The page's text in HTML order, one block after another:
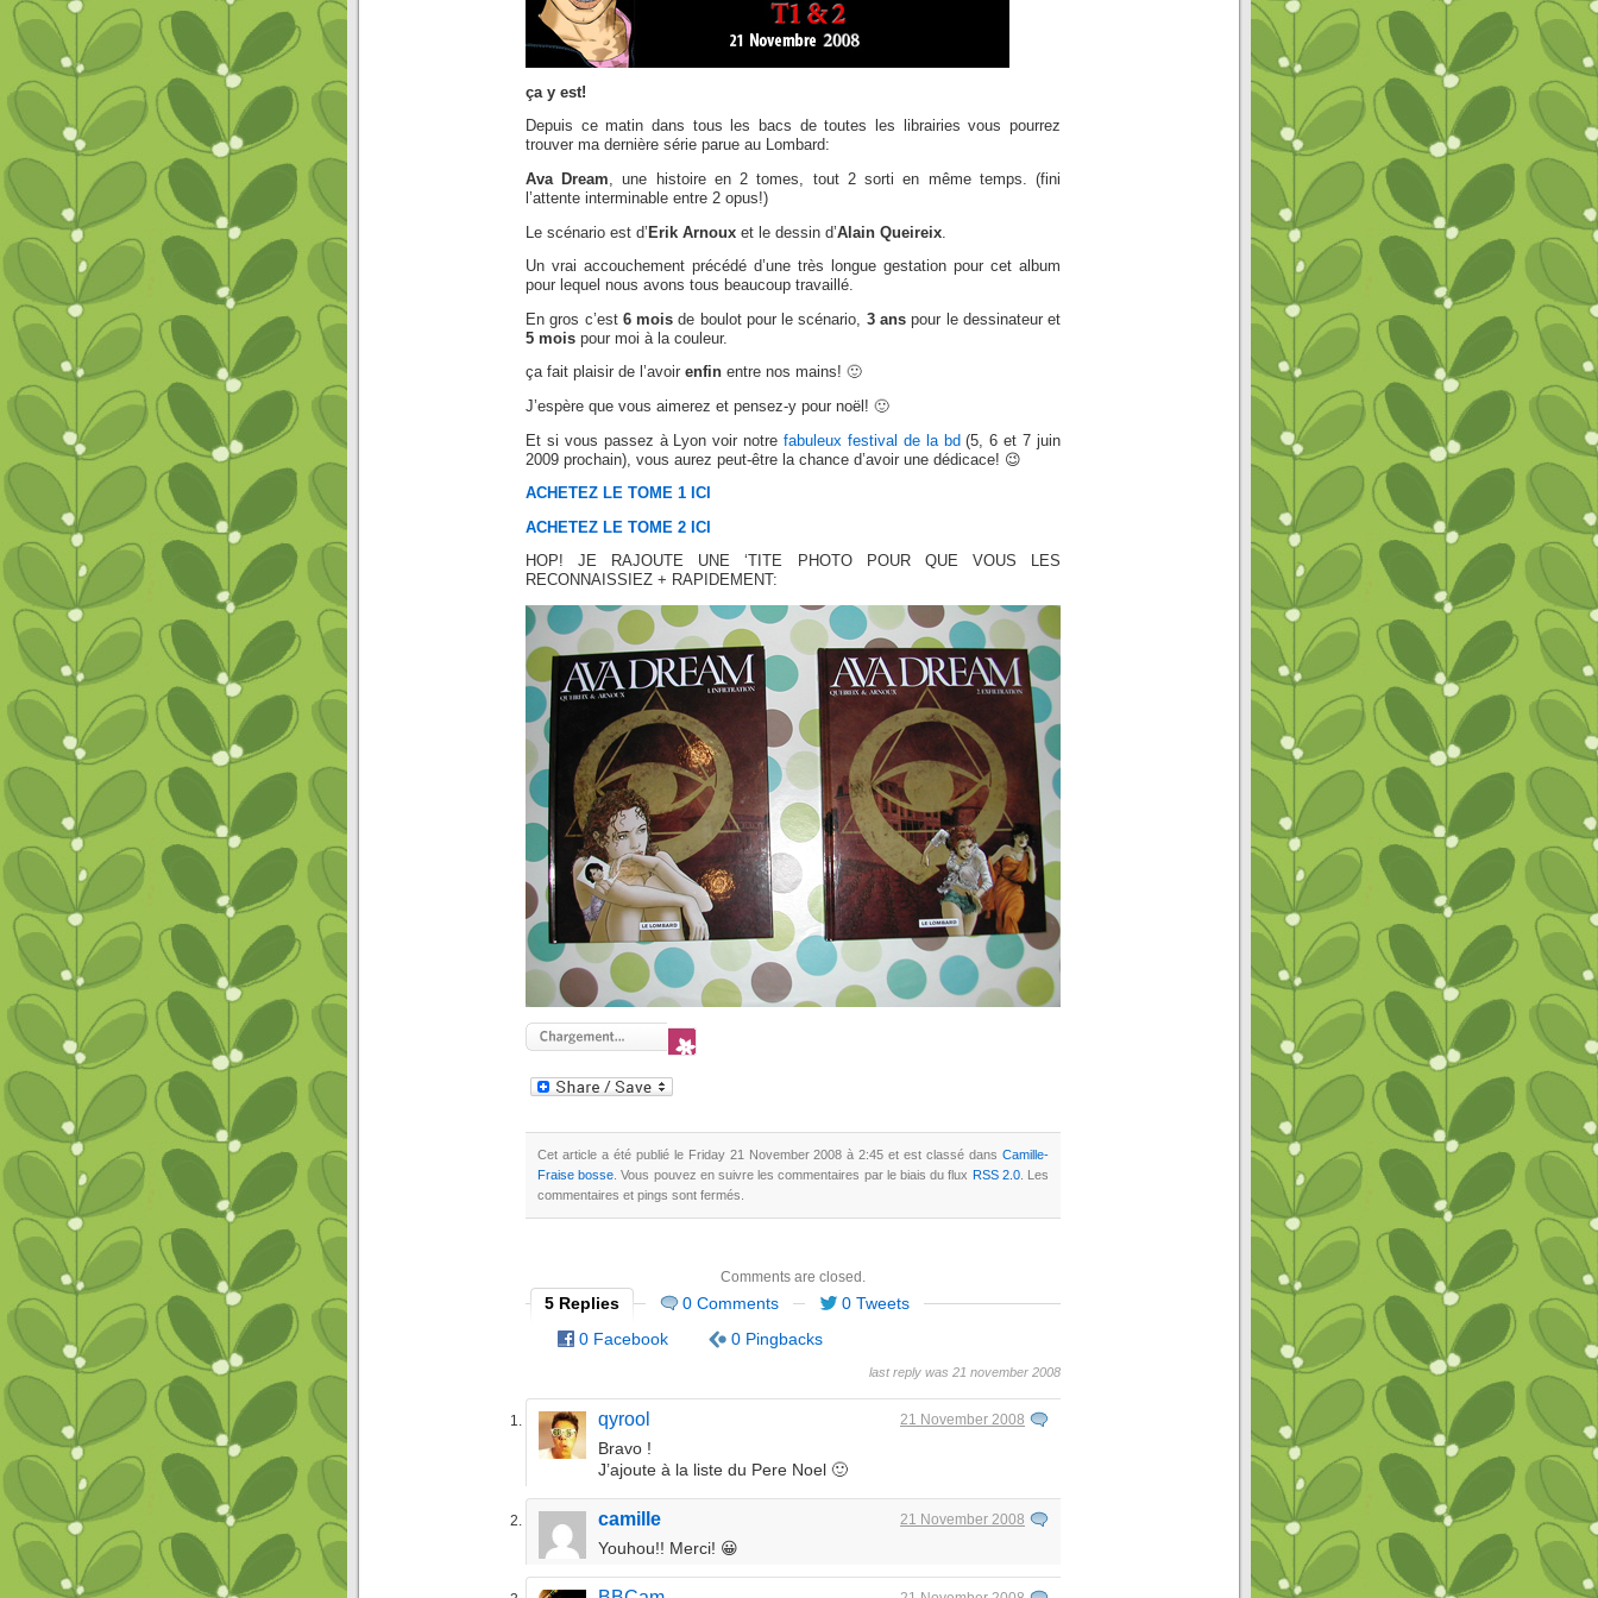
ça y est!
Depuis ce matin dans tous les bacs de toutes les librairies vous pourrez
trouver ma dernière série parue au Lombard:
Ava Dream, une histoire en 2 tomes, tout 2 sorti en même temps. (fini
l’attente interminable entre 2 opus!)
Le scénario est d’ Erik Arnoux et le dessin d’Alain Queireix
Un vrai accouchement précédé d’une très longue gestation pour cet album
pour lequel nous avons tous beaucoup travaillé.
En gros c’est 6 mois de boulot pour le scénario, 3 anspour le dessinateur et
5 mois pour moi à la couleur.
ça fait plaisir de l’avoir enfin entre nos mains! 🙂
J’espère que vous aimerez et pensez-y pour noël! 🙂
Et si vous passez à Lyon voir notrefabuleux festival de la bd(5, 6 et 7 juin
2009 prochain), vous aurez peut-être la chance d’avoir une dédicace! 😉
ACHETEZ LE TOME 1 ICI
ACHETEZ LE TOME 2 ICI
HOP! JE RAJOUTE UNE ‘TITE PHOTO POUR QUE VOUS LES
RECONNAISSIEZ + RAPIDEMENT:
Cet article a été publié le Friday 21 November 2008 à 2:45 et est classé dans Camille-
Fraise bosse . Vous pouvez en suivre les commentaires par le biais du flux RSS 2.0. Les
commentaires et pings sont fermés.
Comments are closed.
5 Replies 0 Comments
0 Tweets
0 Facebook
0 Pingbacks
last reply was 21 november 2008
qyrool 21 November 2008
Bravo !
J’ajoute à la liste du Pere Noel 🙂
camille 21 November 2008
Youhou!! Merci! 😀